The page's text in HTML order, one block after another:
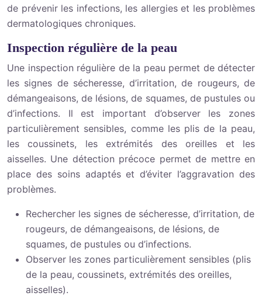
de prévenir les infections, les allergies et les problèmes
dermatologiques chroniques.
Inspection régulière de la peau
Une inspection régulière de la peau permet de détecter
les signes de sécheresse, d’irritation, de rougeurs, de
démangeaisons, de lésions, de squames, de pustules ou
d’infections. Il est important d’observer les zones
particulièrement sensibles, comme les plis de la peau,
les coussinets, les extrémités des oreilles et les
aisselles. Une détection précoce permet de mettre en
place des soins adaptés et d’éviter l’aggravation des
problèmes.
Rechercher les signes de sécheresse, d’irritation, de
rougeurs, de démangeaisons, de lésions, de
squames, de pustules ou d’infections.
Observer les zones particulièrement sensibles (plis
de la peau, coussinets, extrémités des oreilles,
aisselles).